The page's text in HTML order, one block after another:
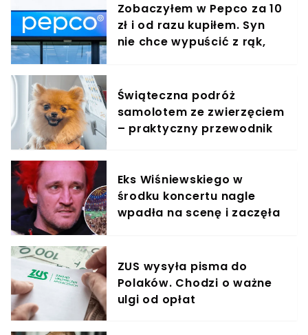
Zobaczyłem w Pepco za 10
zł i od razu kupiłem. Syn
nie chce wypuścić z rąk,
Świąteczna podróż
samolotem ze zwierzęciem
– praktyczny przewodnik
Eks Wiśniewskiego w
środku koncertu nagle
wpadła na scenę i zaczęła
ZUS wysyła pisma do
Polaków. Chodzi o ważne
ulgi od opłat